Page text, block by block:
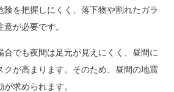
険を把握しにくく、落下物や割れたガラ
が必要です。
合でも夜間は足元が見えにくく、昼間に
クが高まります。そのため、昼間の地震
求められます。